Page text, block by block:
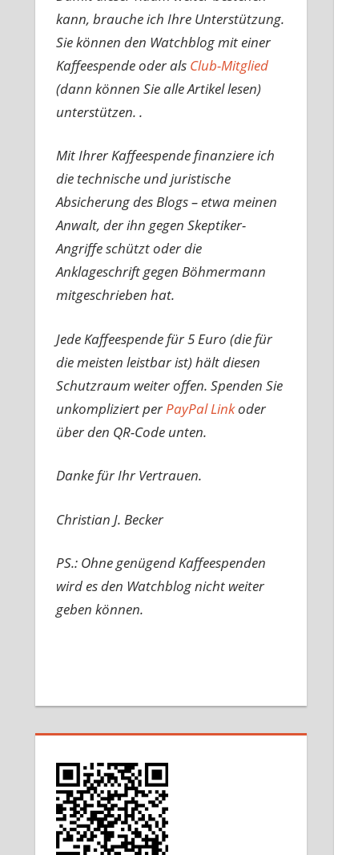
kann, brauche ich Ihre Unterstützung.
Sie können den Watchblog mit einer
Kaffeespende oder als Club-Mitglied
(dann können Sie alle Artikel lesen)
unterstützen. .
Mit Ihrer Kaffeespende finanziere ich
die technische und juristische
Absicherung des Blogs – etwa meinen
Anwalt, der ihn gegen Skeptiker-
Angriffe schützt oder die
Anklageschrift gegen Böhmermann
mitgeschrieben hat.
Jede Kaffeespende für 5 Euro (die für
die meisten leistbar ist) hält diesen
Schutzraum weiter offen. Spenden Sie
unkompliziert perPayPal Linkoder
über den QR-Code unten.
Danke für Ihr Vertrauen.
Christian J. Becker
PS.: Ohne genügend Kaffeespenden
wird es den Watchblog nicht weiter
geben können.